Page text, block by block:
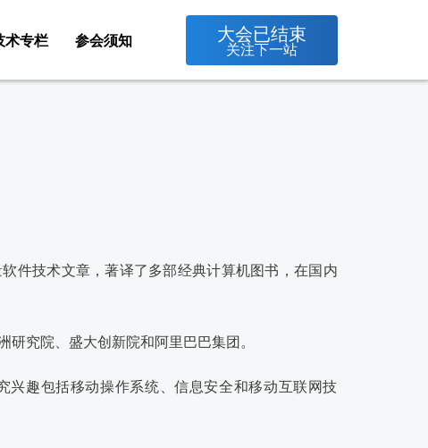
术专栏 参会须知 大会已结束
关注下一站
件技术文章，著译了多部经典计算机图书，在国内
究院、盛大创新院和阿里巴巴集团。
趣包括移动操作系统、信息安全和移动互联网技